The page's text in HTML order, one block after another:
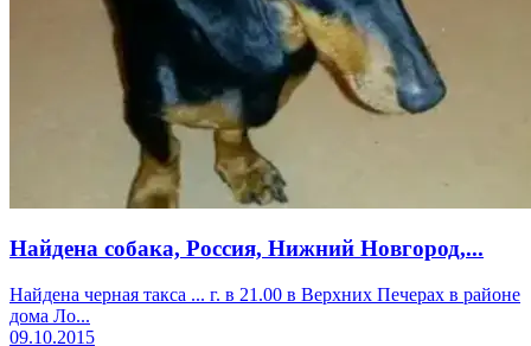
Найдена собака, Россия, Нижний Новгород,...
Найдена черная такса ... г. в 21.00 в Верхних Печерах в районе
дома Ло...
09.10.2015